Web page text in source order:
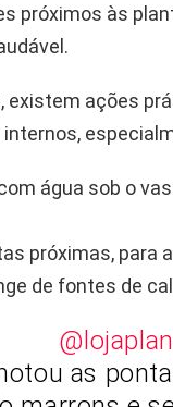
próximos às
ações
água sob o
próximas, para
de fontes de
as